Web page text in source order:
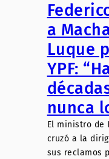
a
Luque
YPF:
nunca
El ministro de
cruzó a la
sus reclamos